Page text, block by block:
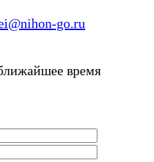
go.ru
время